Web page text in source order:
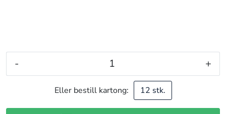
- +
Eller bestill kartong: 12 stk.